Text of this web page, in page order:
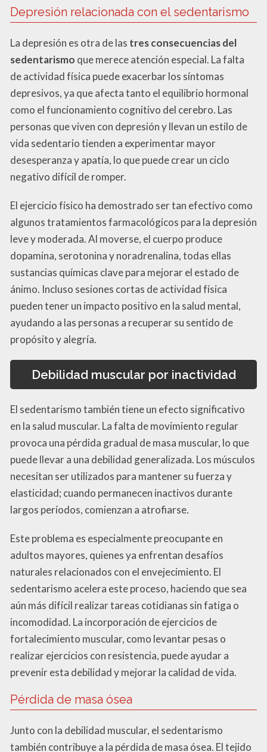
Depresión relacionada con el sedentarismo
La depresión es otra de las tres consecuencias del
sedentarismo que merece atención especial. La falta
de actividad física puede exacerbar los síntomas
depresivos, ya que afecta tanto el equilibrio hormonal
como el funcionamiento cognitivo del cerebro. Las
personas que viven con depresión y llevan un estilo de
vida sedentario tienden a experimentar mayor
desesperanza y apatía, lo que puede crear un ciclo
negativo difícil de romper.
El ejercicio físico ha demostrado ser tan efectivo como
algunos tratamientos farmacológicos para la depresión
leve y moderada. Al moverse, el cuerpo produce
dopamina, serotonina y noradrenalina, todas ellas
sustancias químicas clave para mejorar el estado de
ánimo. Incluso sesiones cortas de actividad física
pueden tener un impacto positivo en la salud mental,
ayudando a las personas a recuperar su sentido de
propósito y alegría.
Debilidad muscular por inactividad
El sedentarismo también tiene un efecto significativo
en la salud muscular. La falta de movimiento regular
provoca una pérdida gradual de masa muscular, lo que
puede llevar a una debilidad generalizada. Los músculos
necesitan ser utilizados para mantener su fuerza y
elasticidad; cuando permanecen inactivos durante
largos períodos, comienzan a atrofiarse.
Este problema es especialmente preocupante en
adultos mayores, quienes ya enfrentan desafíos
naturales relacionados con el envejecimiento. El
sedentarismo acelera este proceso, haciendo que sea
aún más difícil realizar tareas cotidianas sin fatiga o
incomodidad. La incorporación de ejercicios de
fortalecimiento muscular, como levantar pesas o
realizar ejercicios con resistencia, puede ayudar a
prevenir esta debilidad y mejorar la calidad de vida.
Pérdida de masa ósea
Junto con la debilidad muscular, el sedentarismo
también contribuye a la pérdida de masa ósea. El tejido